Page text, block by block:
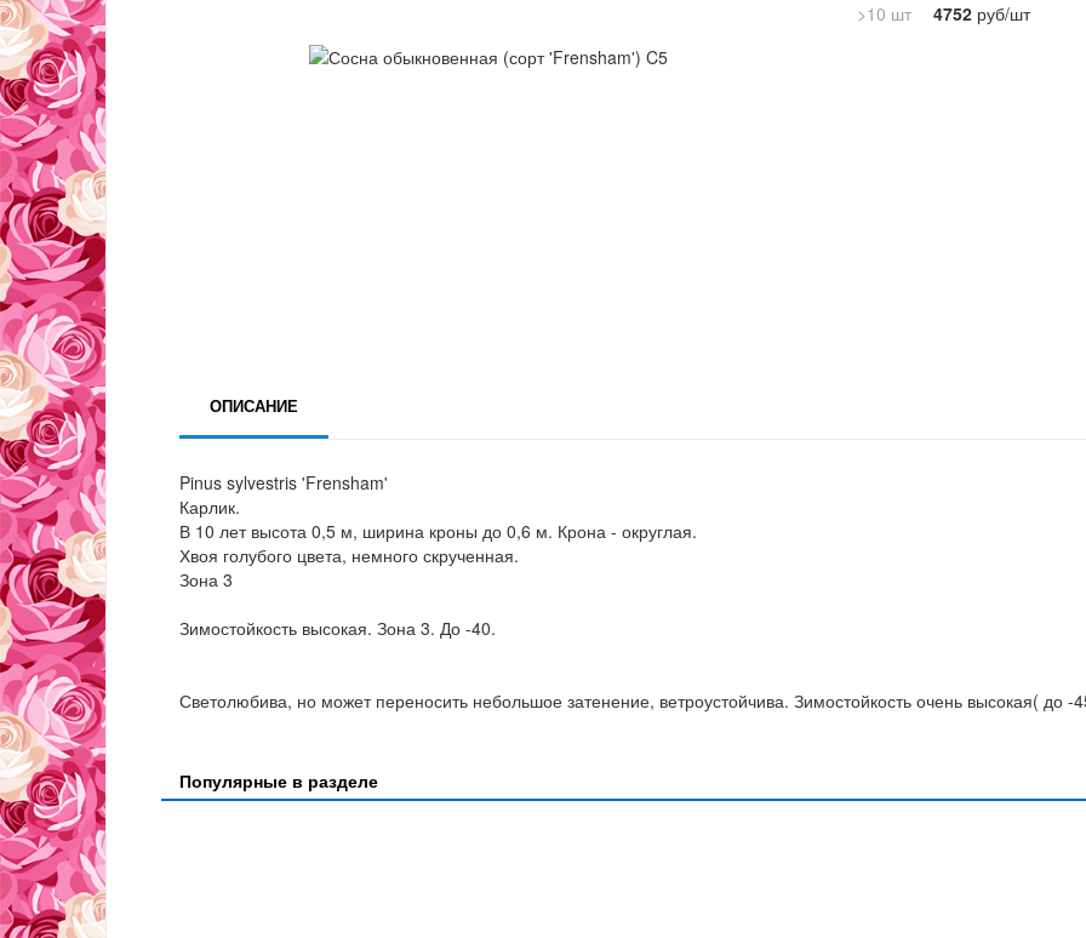
>10 шт
4752 руб/шт
ОПИСАНИЕ
Pinus sylvestris 'Frensham'
Карлик.
В 10 лет высота 0,5 м, ширина кроны до 0,6 м. Крона - округлая.
Хвоя голубого цвета, немного скрученная.
Зона 3
Зимостойкость высокая. Зона 3. До -40.
Светолюбива, но может переносить небольшое затенение, ветроустойчива. Зимостойкость очень высокая( до -
Популярные в разделе